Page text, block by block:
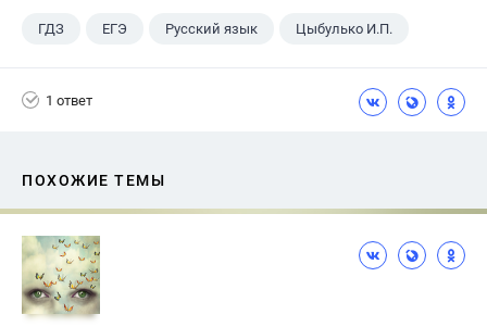
ГДЗ ЕГЭ Русский язык Цыбулько И.П.
1 ответ
ПОХОЖИЕ ТЕМЫ